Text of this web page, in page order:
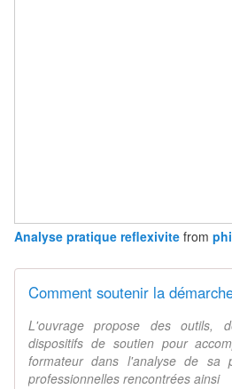
Analyse pratique reflexivite from
Comment soutenir la
L'ouvrage propose des outils,
dispositifs de soutien pour
formateur dans l'analyse de sa
professionnelles rencontrées ainsi